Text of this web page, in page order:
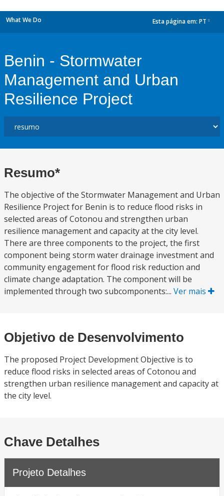
What We Do Esta página em: PT
Benin - Stormwater
Management and Urban
Resilience Project
Resumo*
The objective of the Stormwater Management and Urban
Resilience Project for Benin is to reduce flood risks in
selected areas of Cotonou and strengthen urban
resilience management and capacity at the city level.
There are three components to the project, the first
component being storm water drainage investment and
community engagement for flood risk reduction and
climate change adaptation. The component will be
implemented through two subcomponents:... Ver mais
Objetivo de Desenvolvimento
The proposed Project Development Objective is to
reduce flood risks in selected areas of Cotonou and
strengthen urban resilience management and capacity at
the city level.
Chave Detalhes
Projeto Detalhes